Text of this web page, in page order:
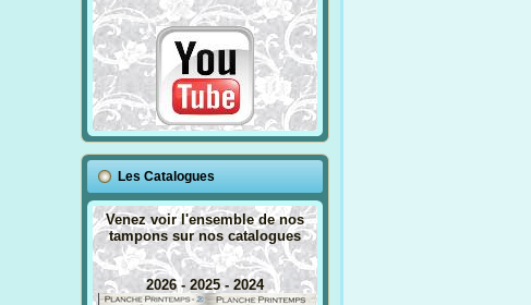
Les Catalogues
Venez voir l'ensemble de nos
tampons sur nos catalogues
2026 - 2025 - 2024